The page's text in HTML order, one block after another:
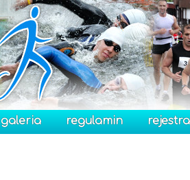
galeria regulamin